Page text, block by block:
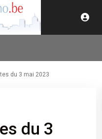
du 3 mai 2023
du 3